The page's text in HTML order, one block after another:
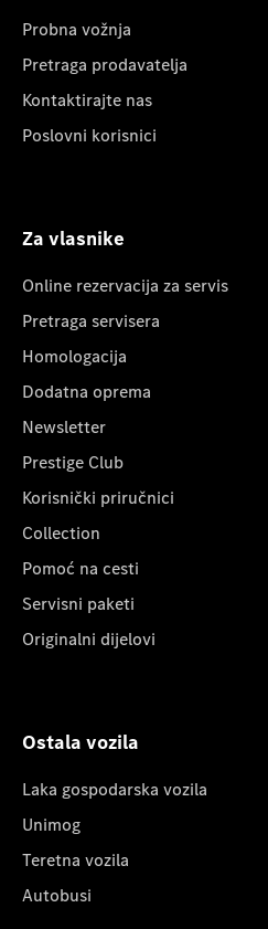
Probna vožnja
Pretraga prodavatelja
Kontaktirajte nas
Poslovni korisnici
Za vlasnike
Online rezervacija za servis
Pretraga servisera
Homologacija
Dodatna oprema
Newsletter
Prestige Club
Korisnički priručnici
Collection
Pomoć na cesti
Servisni paketi
Originalni dijelovi
Ostala vozila
Laka gospodarska vozila
Unimog
Teretna vozila
Autobusi